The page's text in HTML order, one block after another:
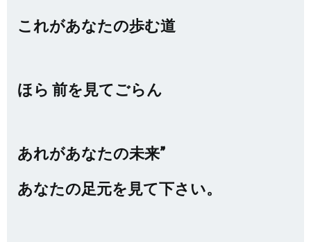
これがあなたの歩む道
ほら 前を見てごらん
あれがあなたの未来”
あなたの足元を見て下さい。